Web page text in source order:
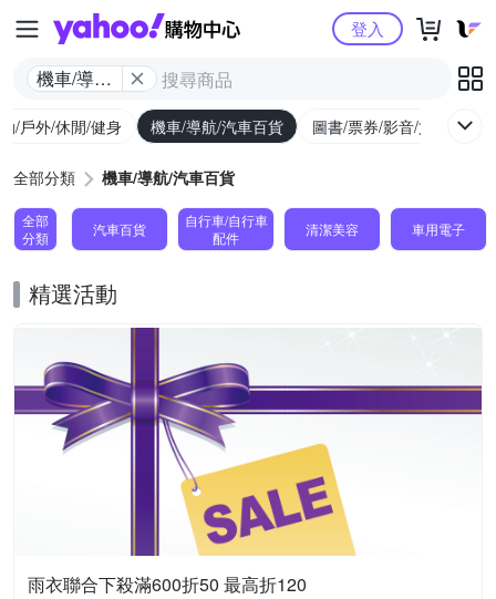
Yahoo購物中心
機車/導航/
登入
/戶外/休閒/健身 機車/導航/汽車百貨 圖書/票券/影音/文具
全部分類 機車/導航/汽車百貨
全部
分類
汽車百貨
自行車/自行車
配件
清潔美容 車用電子
精選活動
雨衣聯合下殺滿600折50 最高折120